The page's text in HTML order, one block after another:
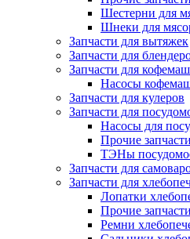
Шестерни для
Шнеки для
Запчасти для вытяжек
Запчасти для
Запчасти для
Насосы
Запчасти для кулеров
Запчасти для
Насосы для
Прочие
ТЭНы
Запчасти для
Запчасти для
Лопатки
Прочие
Ремни